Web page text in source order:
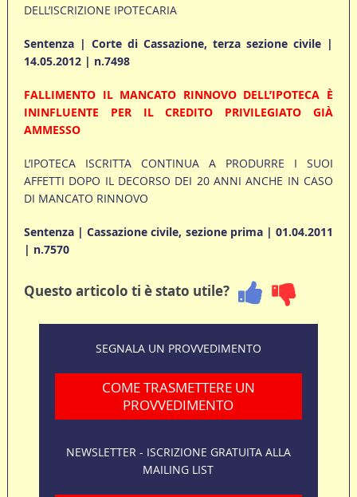
DELL’ISCRIZIONE IPOTECARIA
Sentenza | Corte di Cassazione, terza sezione civile |
14.05.2012 | n.7498
FALLIMENTO IL MANCATO RINNOVO DELL’IPOTECA È
ININFLUENTE PER IL CREDITO PRIVILEGIATO GIÀ
AMMESSO
L’IPOTECA ISCRITTA CONTINUA A PRODURRE I SUOI
AFFETTI DOPO IL DECORSO DEI 20 ANNI ANCHE IN CASO
DI MANCATO RINNOVO
Sentenza | Cassazione civile, sezione prima | 01.04.2011
| n.7570
Questo articolo ti è stato utile?
SEGNALA UN PROVVEDIMENTO
COME TRASMETTERE UN
PROVVEDIMENTO
NEWSLETTER - ISCRIZIONE GRATUITA ALLA
MAILING LIST